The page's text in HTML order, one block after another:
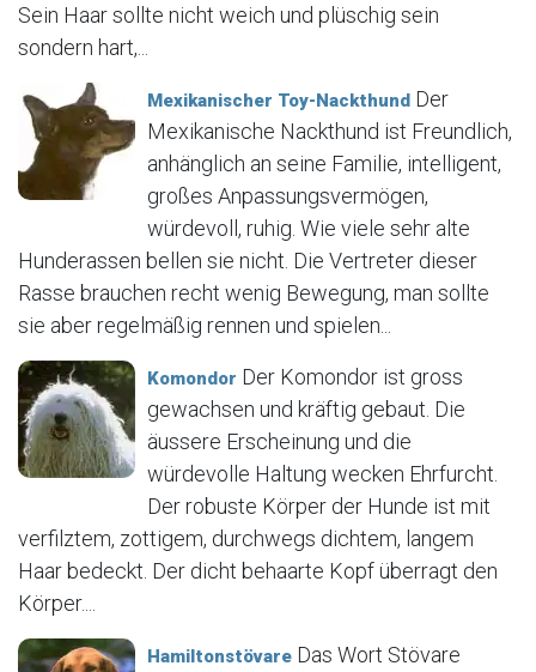
Sein Haar sollte nicht weich und plüschig sein
sondern hart,...
Mexikanischer Toy-Nackthund Der
Mexikanische Nackthund ist Freundlich,
anhänglich an seine Familie, intelligent,
großes Anpassungsvermögen,
würdevoll, ruhig. Wie viele sehr alte
Hunderassen bellen sie nicht. Die Vertreter dieser
Rasse brauchen recht wenig Bewegung, man sollte
sie aber regelmäßig rennen und spielen...
Komondor Der Komondor ist gross
gewachsen und kräftig gebaut. Die
äussere Erscheinung und die
würdevolle Haltung wecken Ehrfurcht.
Der robuste Körper der Hunde ist mit
verfilztem, zottigem, durchwegs dichtem, langem
Haar bedeckt. Der dicht behaarte Kopf überragt den
Körper....
Hamiltonstövare Das Wort Stövare